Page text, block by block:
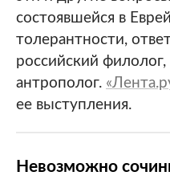
состоявшейся в
толерантности,
российский
антрополог.
ее выступления.
Невозможно